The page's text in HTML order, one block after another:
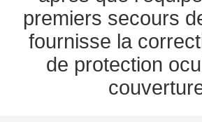
QUALITÉ
NOUS
CONTACTER
premiers secours
fournisse la
de protection